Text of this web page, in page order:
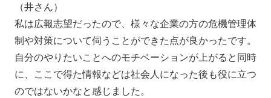
（井さん）
私は広報志望だったので、様々な企業の方の危機管理体
制や対策について伺うことができた点が良かったです。
自分のやりたいことへのモチベーションが上がると同時
に、ここで得た情報などは社会人になった後も役に立つ
のではないかなと感じました。